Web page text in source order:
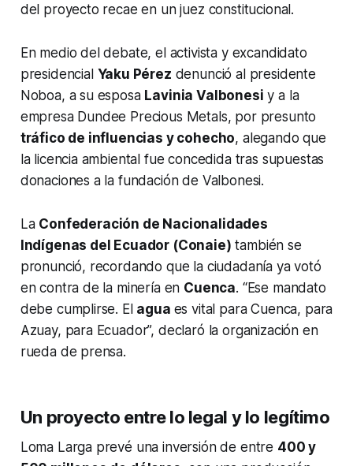
del proyecto recae en un juez constitucional.
En medio del debate, el activista y excandidato
presidencial Yaku Pérez denunció al presidente
Noboa, a su esposa Lavinia Valbonesi y a la
empresa Dundee Precious Metals, por presunto
tráfico de influencias y cohecho, alegando que
la licencia ambiental fue concedida tras supuestas
donaciones a la fundación de Valbonesi.
La Confederación de Nacionalidades
Indígenas del Ecuador (Conaie) también se
pronunció, recordando que la ciudadanía ya votó
en contra de la minería en Cuenca. “Ese mandato
debe cumplirse. El agua es vital para Cuenca, para
Azuay, para Ecuador”, declaró la organización en
rueda de prensa.
Un proyecto entre lo legal y lo legítimo
Loma Larga prevé una inversión de entre 400 y